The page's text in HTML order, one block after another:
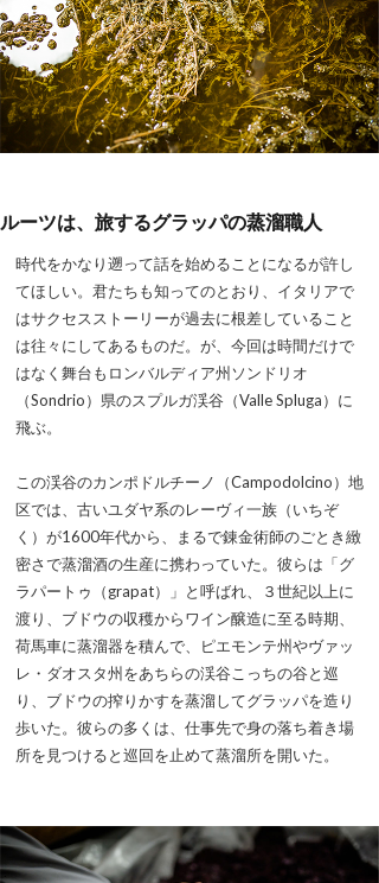
ルーツは、旅するグラッパの蒸溜職人
時代をかなり遡って話を始めることになるが許し
てほしい。君たちも知ってのとおり、イタリアで
はサクセスストーリーが過去に根差していること
は往々にしてあるものだ。が、今回は時間だけで
はなく舞台もロンバルディア州ソンドリオ
（Sondrio）県のスプルガ渓谷（Valle Spluga）に
飛ぶ。
この渓谷のカンポドルチーノ（Campodolcino）地
区では、古いユダヤ系のレーヴィ一族（いちぞ
く）が1600年代から、まるで錬金術師のごとき緻
密さで蒸溜酒の生産に携わっていた。彼らは「グ
ラパートゥ（grapat）」と呼ばれ、３世紀以上に
渡り、ブドウの収穫からワイン醸造に至る時期、
荷馬車に蒸溜器を積んで、ピエモンテ州やヴァッ
レ・ダオスタ州をあちらの渓谷こっちの谷と巡
り、ブドウの搾りかすを蒸溜してグラッパを造り
歩いた。彼らの多くは、仕事先で身の落ち着き場
所を見つけると巡回を止めて蒸溜所を開いた。